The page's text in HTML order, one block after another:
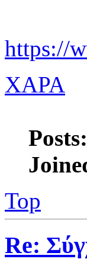
https://
XAPA
Posts:
Top
Re: